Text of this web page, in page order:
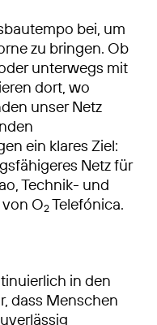
bei, um
zu bringen. Ob
unterwegs mit
dort, wo
unser Netz
ein klares Ziel:
Netz für
Technik- und
O2Telefónica.
in den
dass Menschen